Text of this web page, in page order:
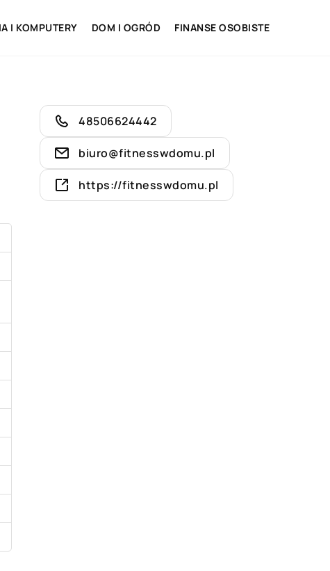
I KOMPUTERY DOM I OGRÓD FINANSE OSOBISTE
48506624442
biuro@fitnesswdomu.pl
https://fitnesswdomu.pl